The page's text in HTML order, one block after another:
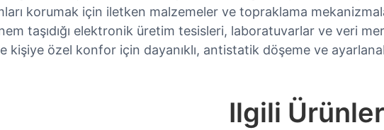
korumak için iletken malzemeler ve topraklama
taşıdığı elektronik üretim tesisleri, laboratuvarlar ve veri
kişiye özel konfor için dayanıklı, antistatik döşeme ve
Ilgili Ürünler